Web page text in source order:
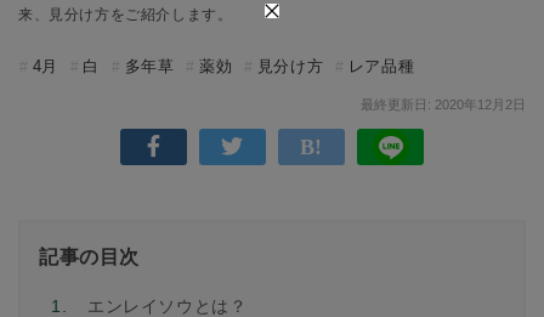
来、見分け方をご紹介します。
4月 白 多年草 薬効 見分け方 レア品種
最終更新日: 2020年12月2日
記事の目次
1.
エンレイソウとは？